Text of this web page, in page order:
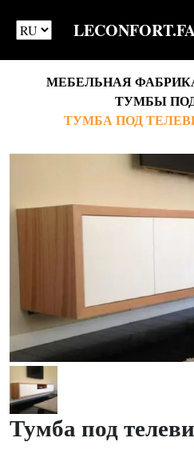
МЕБЕЛЬНАЯ ФАБРИКА
ТУМБЫ
ТУМБА ПОД
Тумба под